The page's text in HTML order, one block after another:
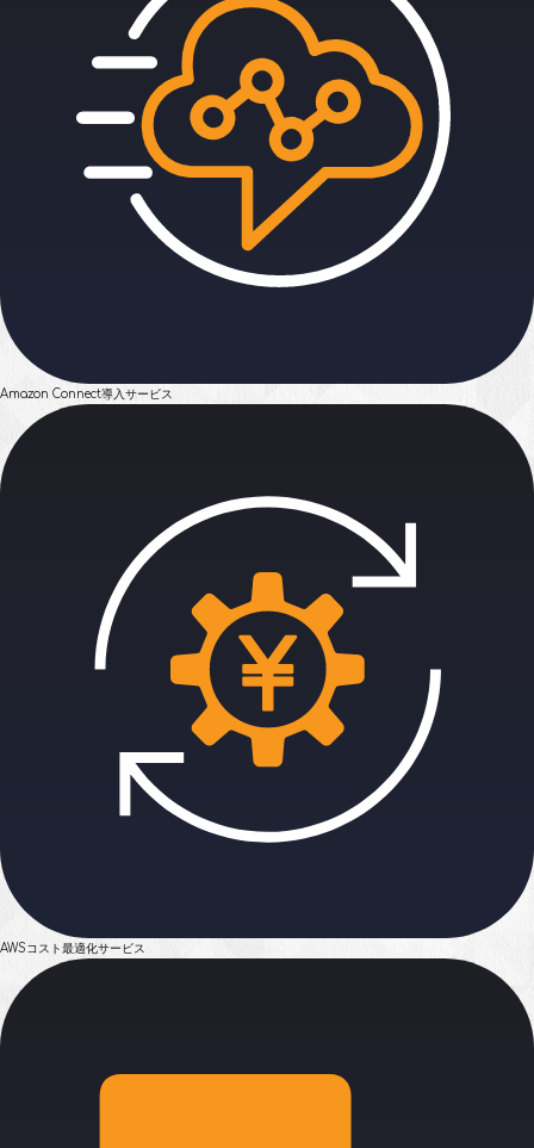
Amazon Connect導入サービス
AWSコスト最適化サービス